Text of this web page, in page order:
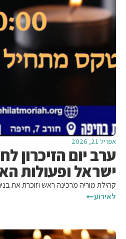
אפריל 21, 2026
ערב יום הזיכרון
ישראל ופעולות
קהילת מוריה מרכינה ראש וזוכרת את
לאירוע